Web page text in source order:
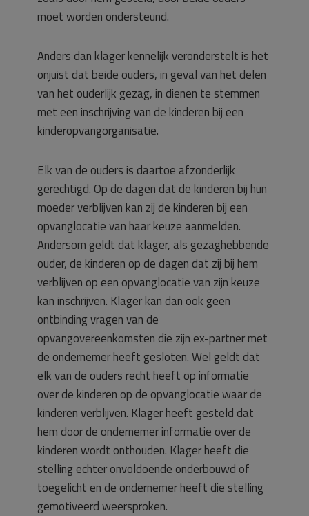
moet worden ondersteund.
Anders dan klager kennelijk veronderstelt is het
onjuist dat beide ouders, in geval van het delen
van het ouderlijk gezag, in dienen te stemmen
met een inschrijving van de kinderen bij een
kinderopvangorganisatie.
Elk van de ouders is daartoe afzonderlijk
gerechtigd. Op de dagen dat de kinderen bij hun
moeder verblijven kan zij de kinderen bij een
opvanglocatie van haar keuze aanmelden.
Andersom geldt dat klager, als gezaghebbende
ouder, de kinderen op de dagen dat zij bij hem
verblijven op een opvanglocatie van zijn keuze
kan inschrijven. Klager kan dan ook geen
ontbinding vragen van de
opvangovereenkomsten die zijn ex-partner met
de ondernemer heeft gesloten. Wel geldt dat
elk van de ouders recht heeft op informatie
over de kinderen op de opvanglocatie waar de
kinderen verblijven. Klager heeft gesteld dat
hem door de ondernemer informatie over de
kinderen wordt onthouden. Klager heeft die
stelling echter onvoldoende onderbouwd of
toegelicht en de ondernemer heeft die stelling
gemotiveerd weersproken.